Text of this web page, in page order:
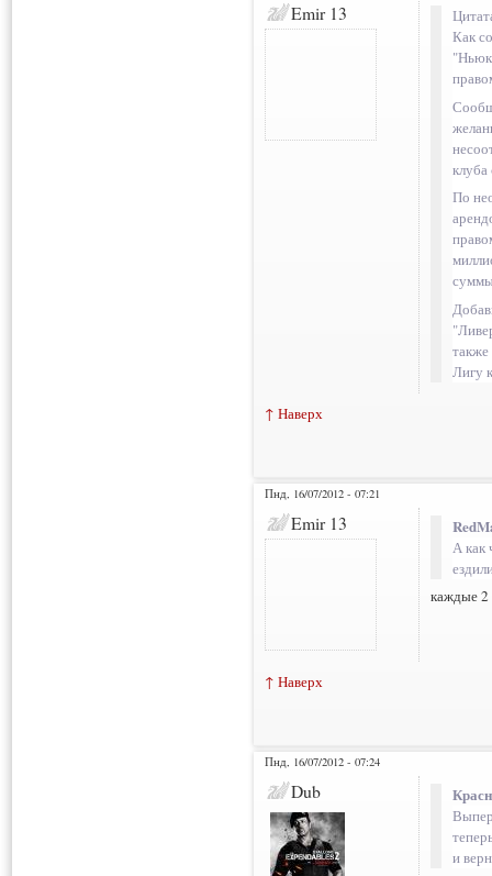
Emir 13
Как
По
Лигу
↑ Наверх
Пнд, 16/07/2012 - 07:21
Emir 13
А как
каждые 2
↑ Наверх
Пнд, 16/07/2012 - 07:24
Dub
и